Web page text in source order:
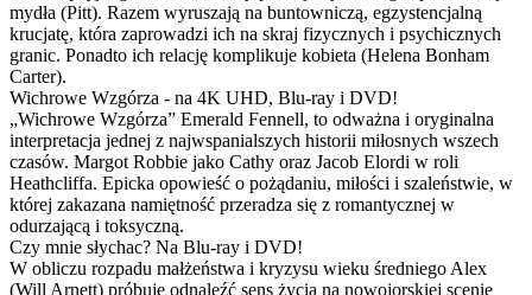
mydła (Pitt). Razem wyruszają na buntowniczą, egzystencjalną
krucjatę, która zaprowadzi ich na skraj fizycznych i psychicznych
granic. Ponadto ich relację komplikuje kobieta (Helena Bonham
Carter).
Wichrowe Wzgórza - na 4K UHD, Blu-ray i DVD!
„Wichrowe Wzgórza” Emerald Fennell, to odważna i oryginalna
interpretacja jednej z najwspanialszych historii miłosnych wszech
czasów. Margot Robbie jako Cathy oraz Jacob Elordi w roli
Heathcliffa. Epicka opowieść o pożądaniu, miłości i szaleństwie, w
której zakazana namiętność przeradza się z romantycznej w
odurzającą i toksyczną.
Czy mnie słychac? Na Blu-ray i DVD!
W obliczu rozpadu małżeństwa i kryzysu wieku średniego Alex
(Will Arnett) próbuje odnaleźć sens życia na nowojorskiej scenie